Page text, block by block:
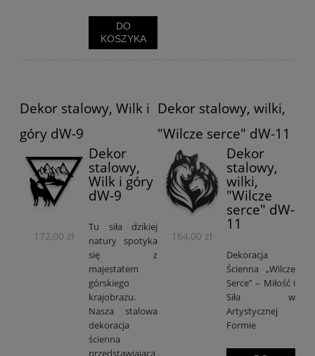
DO
KOSZYKA
Dekor stalowy, Wilk i
góry dW-9
172,00 zł
Dekor
stalowy,
Wilk i góry
dW-9
Tu siła dzikiej
natury spotyka
się z
majestatem
górskiego
krajobrazu.
Nasza stalowa
dekoracja
ścienna
przedstawiająca
Dekor stalowy, wilki,
"Wilcze serce" dW-11
164,00 zł
Dekor
stalowy,
wilki,
"Wilcze
serce" dW-
11
Dekoracja
Ścienna „Wilcze
Serce” – Miłość i
Siła w
Artystycznej
Formie